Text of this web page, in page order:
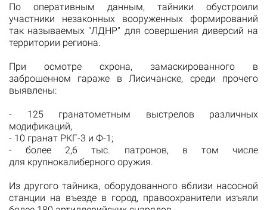
По оперативным данным, тайники обустроили
участники незаконных вооруженных формирований
так называемых "ЛДНР" для совершения диверсий на
территории региона.
При осмотре схрона, замаскированного в
заброшенном гараже в Лисичанске, среди прочего
выявлены:
- 125 гранатометным выстрелов различных
модификаций,
- 10 гранат РКГ-3 и Ф-1;
- более 2,6 тыс. патронов, в том числе
для крупнокалиберного оружия.
Из другого тайника, оборудованного вблизи насосной
станции на въезде в город, правоохранители изъяли